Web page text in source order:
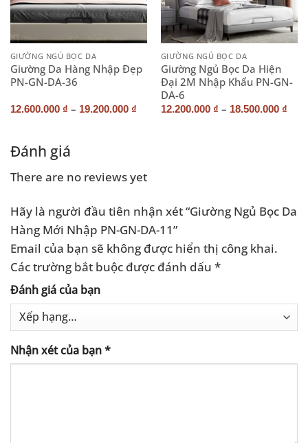
GIƯỜNG NGỦ BỌC DA
Giường Da Hàng Nhập Đẹp
PN-GN-DA-36
12.600.000 ₫ – 19.200.000 ₫
GIƯỜNG NGỦ BỌC DA
Giường Ngủ Bọc Da Hiện
Đại 2M Nhập Khẩu PN-GN-
DA-6
12.200.000 ₫ – 18.500.000 ₫
Đánh giá
There are no reviews yet
Hãy là người đầu tiên nhận xét “Giường Ngủ Bọc Da
Hàng Mới Nhập PN-GN-DA-11”
Email của bạn sẽ không được hiển thị công khai.
Các trường bắt buộc được đánh dấu *
Đánh giá của bạn
Nhận xét của bạn*